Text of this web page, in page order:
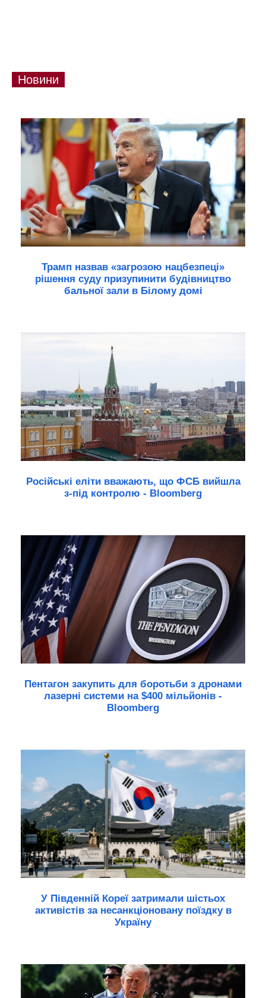
Новини
Трамп назвав «загрозою нацбезпеці»
рішення суду призупинити будівництво
бальної зали в Білому домі
Російські еліти вважають, що ФСБ вийшла
з-під контролю - Bloomberg
Пентагон закупить для боротьби з дронами
лазерні системи на $400 мільйонів -
Bloomberg
У Південній Кореї затримали шістьох
активістів за несанкціоновану поїздку в
Україну